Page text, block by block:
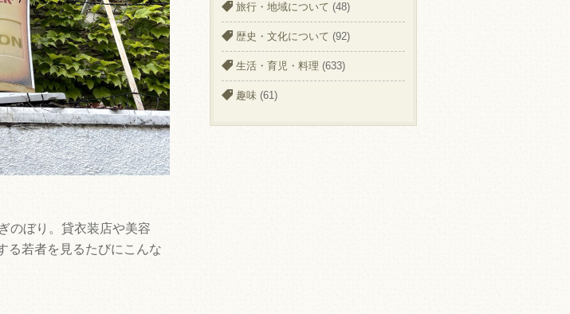
のぼり。貸衣装店や美容
る若者を見るたびにこんな
旅行・地域について (48)
歴史・文化について (92)
生活・育児・料理 (633)
趣味 (61)